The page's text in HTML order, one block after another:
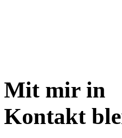
Mit mir in
Kontakt